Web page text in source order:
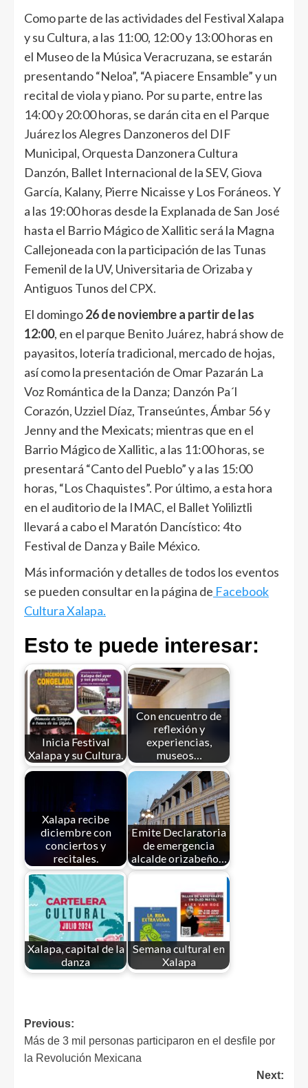
Como parte de las actividades del Festival Xalapa
y su Cultura, a las 11:00, 12:00 y 13:00 horas en
el Museo de la Música Veracruzana, se estarán
presentando “Neloa”, “A piacere Ensamble” y un
recital de viola y piano. Por su parte, entre las
14:00 y 20:00 horas, se darán cita en el Parque
Juárez los Alegres Danzoneros del DIF
Municipal, Orquesta Danzonera Cultura
Danzón, Ballet Internacional de la SEV, Giova
García, Kalany, Pierre Nicaisse y Los Foráneos. Y
a las 19:00 horas desde la Explanada de San José
hasta el Barrio Mágico de Xallitic será la Magna
Callejoneada con la participación de las Tunas
Femenil de la UV, Universitaria de Orizaba y
Antiguos Tunos del CPX.
El domingo26 de noviembre a partir de las
12:00, en el parque Benito Juárez, habrá show de
payasitos, lotería tradicional, mercado de hojas,
así como la presentación de Omar Pazarán La
Voz Romántica de la Danza; Danzón Pa´l
Corazón, Uzziel Díaz, Transeúntes, Ámbar 56 y
Jenny and the Mexicats; mientras que en el
Barrio Mágico de Xallitic, a las 11:00 horas, se
presentará “Canto del Pueblo” y a las 15:00
horas, “Los Chaquistes”. Por último, a esta hora
en el auditorio de la IMAC, el Ballet Yoliliztli
llevará a cabo el Maratón Dancístico: 4to
Festival de Danza y Baile México.
Más información y detalles de todos los eventos
se pueden consultar en la página de Facebook
Cultura Xalapa.
Esto te puede interesar:
Inicia Festival
Xalapa y su Cultura.
Con encuentro de
reflexión y
experiencias,
museos…
Xalapa recibe
diciembre con
conciertos y
recitales.
Emite Declaratoria
de emergencia
alcalde orizabeño…
Xalapa, capital de la
danza
Semana cultural en
Xalapa
Previous:
Más de 3 mil personas participaron en el desfile por
la Revolución Mexicana
Next: